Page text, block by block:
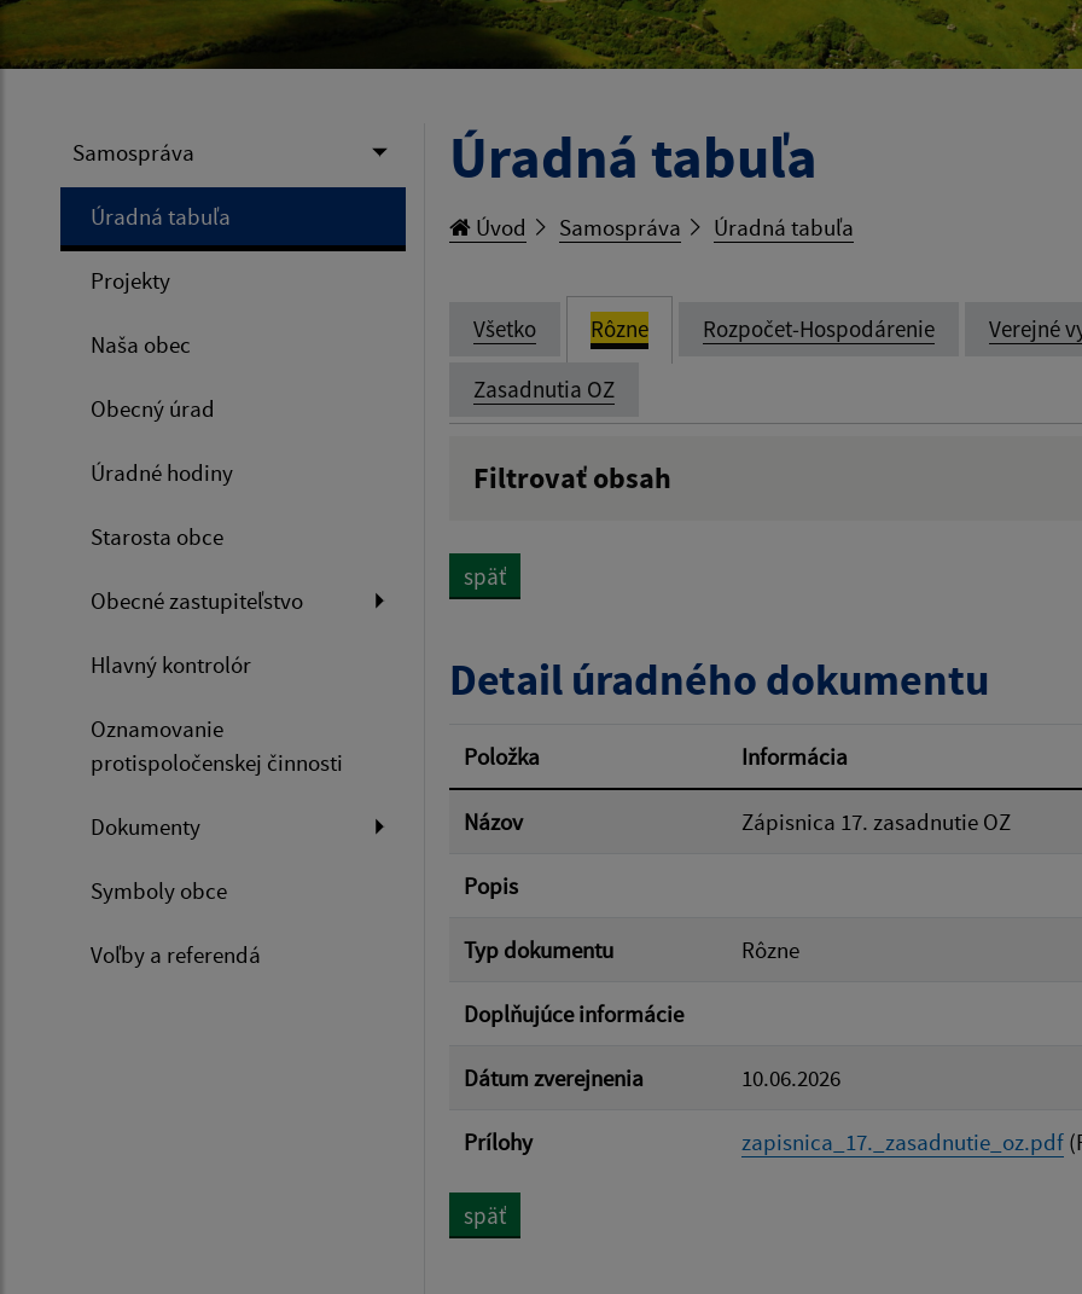
Samospráva
Úradná tabuľa
Projekty
Naša obec
Obecný úrad
Úradné hodiny
Starosta obce
Obecné zastupiteľstvo
Hlavný kontrolór
Oznamovanie
protispoločenskej činnosti
Dokumenty
Symboly obce
Voľby a referendá
Úradná tabuľa
Úvod Samospráva Úradná tabuľa
Všetko Rôzne Rozpočet-Hospodárenie Verejné
Zasadnutia OZ
Filtrovať obsah
Filtrovať
späť
Detail úradného dokumentu
Položka Informácia
Názov Zápisnica 17. zasadnutie OZ
Popis
Typ dokumentu Rôzne
Doplňujúce informácie
Dátum zverejnenia 10.06.2026
Prílohy zapisnica_17._zasadnutie_oz.pdf
späť